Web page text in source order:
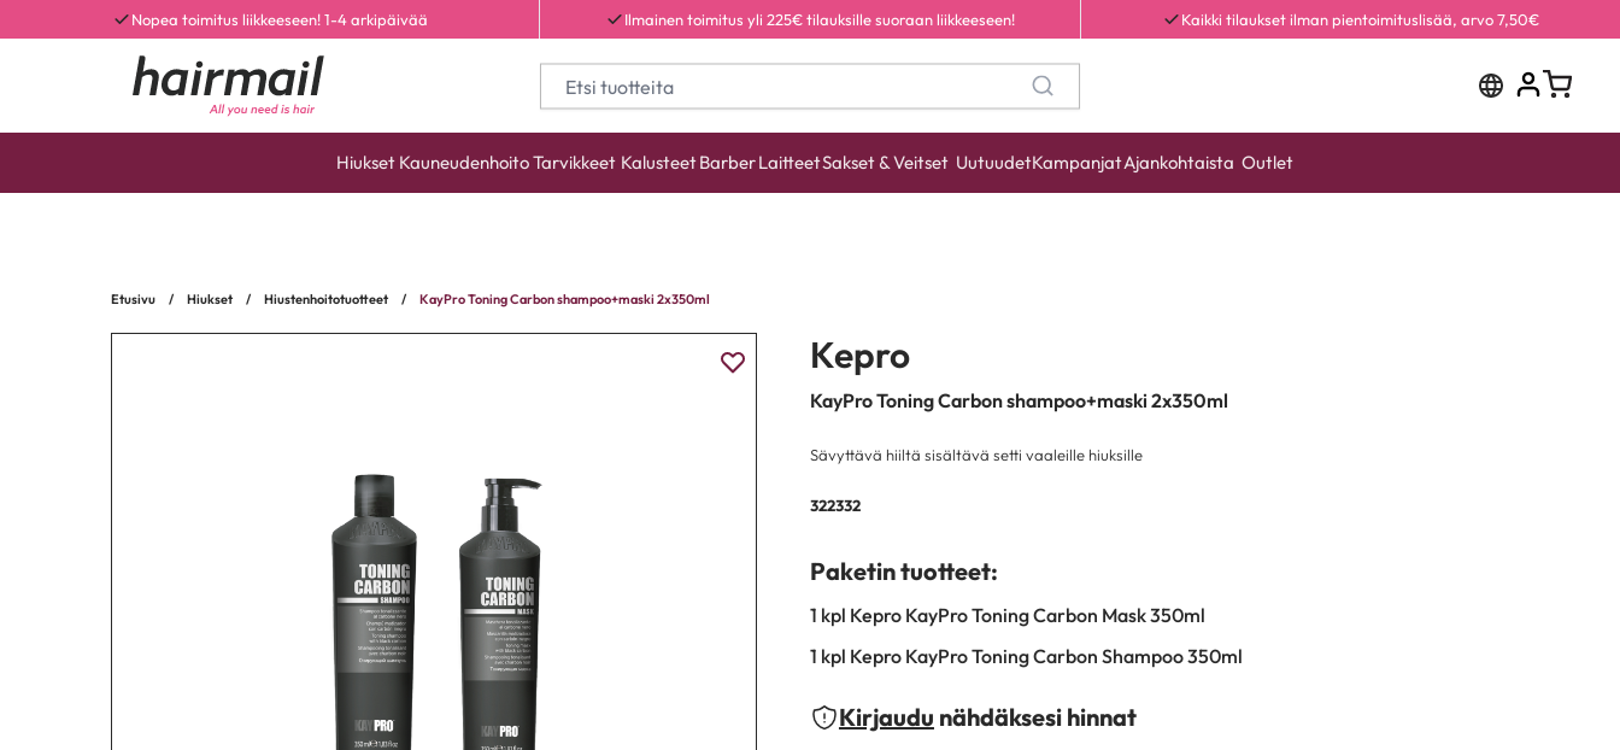
Nopea toimitus liikkeeseen! 1-4 arkipäivää Ilmainen toimitus yli 225€ tilauksille suoraan liikkeeseen! Kaikki tilaukset ilman pientoimituslisää, arvo 7,50€
Hiukset KauneudenhoitoTarvikkeet KalusteetBarberLaitteetSakset & Veitset UutuudetKampanjatAjankohtaista Outlet
Etusivu / Hiukset / Hiustenhoitotuotteet / KayPro Toning Carbon shampoo+maski 2x350ml
Kepro
KayPro Toning Carbon shampoo+maski 2x350ml
Sävyttävä hiiltä sisältävä setti vaaleille hiuksille
322332
Paketin tuotteet:
1 kpl Kepro KayPro Toning Carbon Mask 350ml
1 kpl Kepro KayPro Toning Carbon Shampoo 350ml
Kirjaudu nähdäksesi hinnat